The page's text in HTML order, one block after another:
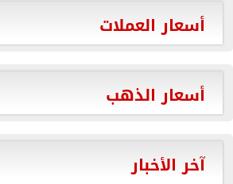
أسعار العملات
أسعار الذهب
آخر الأخبار